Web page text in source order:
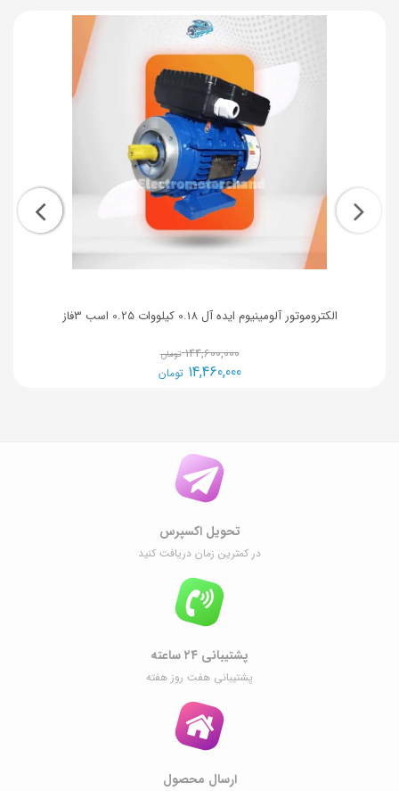
الکتروموتور آلومینیوم ایده آل 0.18 کیلووات 0.25 اسب 3فاز
144,600,000 تومان
14,460,000 تومان
تحویل اکسپرس
در کمترین زمان دریافت کنید
پشتیبانی ۲۴ ساعته
پشتیبانی هفت روز هفته
ارسال محصول